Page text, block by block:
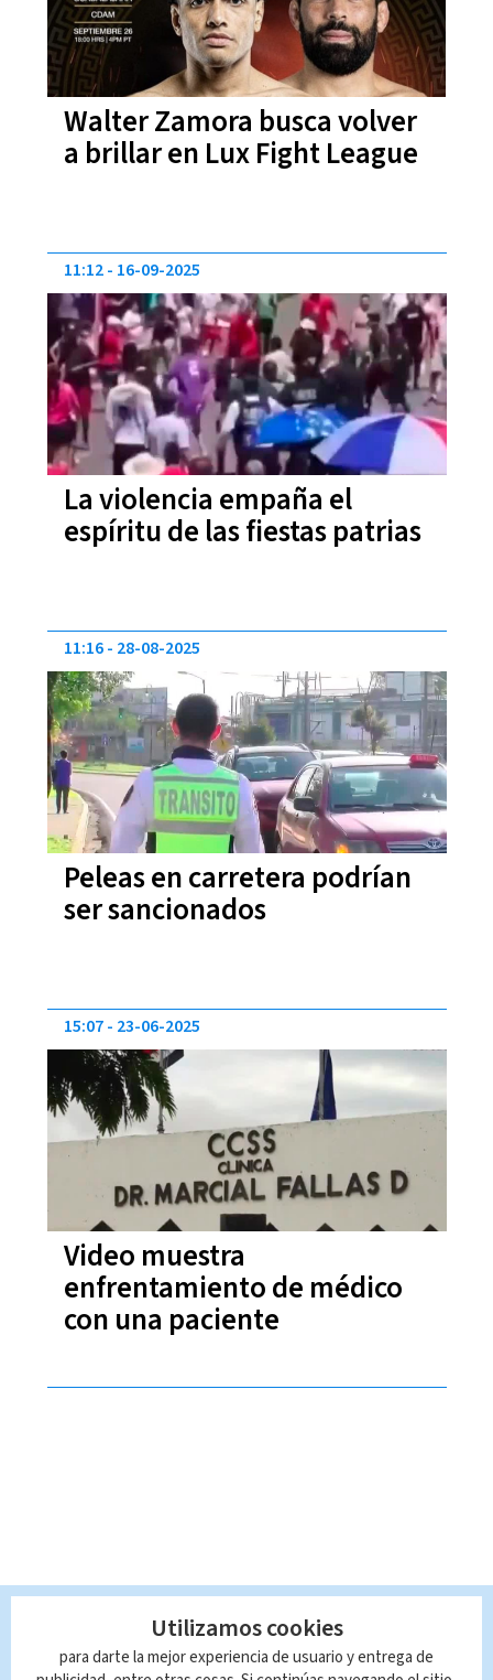
Walter Zamora busca volver
a brillar en Lux Fight League
La violencia empaña el
espíritu de las fiestas patrias
11:12 16-09-2025
Peleas en carretera podrían
ser sancionados
11:16 28-08-2025
Video muestra
enfrentamiento de médico
con una paciente
15:07 23-06-2025
Utilizamos cookies
para darte la mejor experiencia de usuario y entrega de